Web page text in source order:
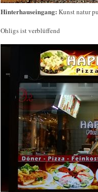
Hinterhauseingang: Kunst natur
Ohligs ist verblüffend